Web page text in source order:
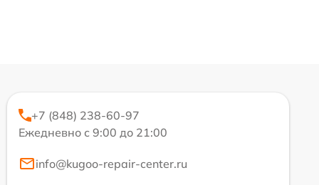
+7 (848) 238-60-97
Ежедневно с 9:00 до 21:00
info@kugoo-repair-center.ru